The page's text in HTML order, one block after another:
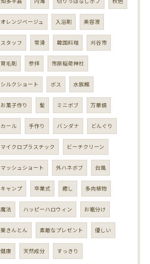
オレンジベージュ 入浴剤 美容液
スタッフ 常滑 韓国料理 刈谷市
育毛剤 参拝 市原稲荷神社
シルクショート ボス 水族館
お菓子作り 髪 ミニボブ 万華鏡
カール 手作り バンダナ どんぐり
マイクロプラスチック ビーチクリーン
マッシュショート 外ハネボブ 台風
キャンプ 卒業式 癒し 多肉植物
魔法 ハッピーハロウィン お裾分け
栗きんとん 素敵なプレゼント 優しい
健康 天然成分 すっきり